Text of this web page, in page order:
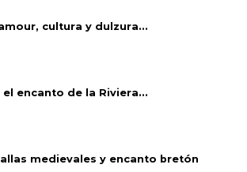
cultura y dulzura...
encanto de la Riviera...
medievales y encanto bretón